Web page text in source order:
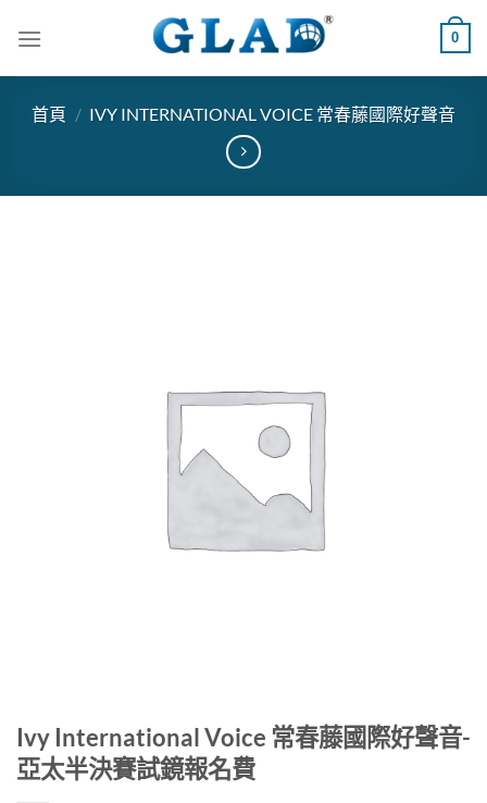
0
首頁 / IVY INTERNATIONAL VOICE 常春藤國際好聲音
Ivy International Voice 常春藤國際好聲音-
亞太半決賽試鏡報名費